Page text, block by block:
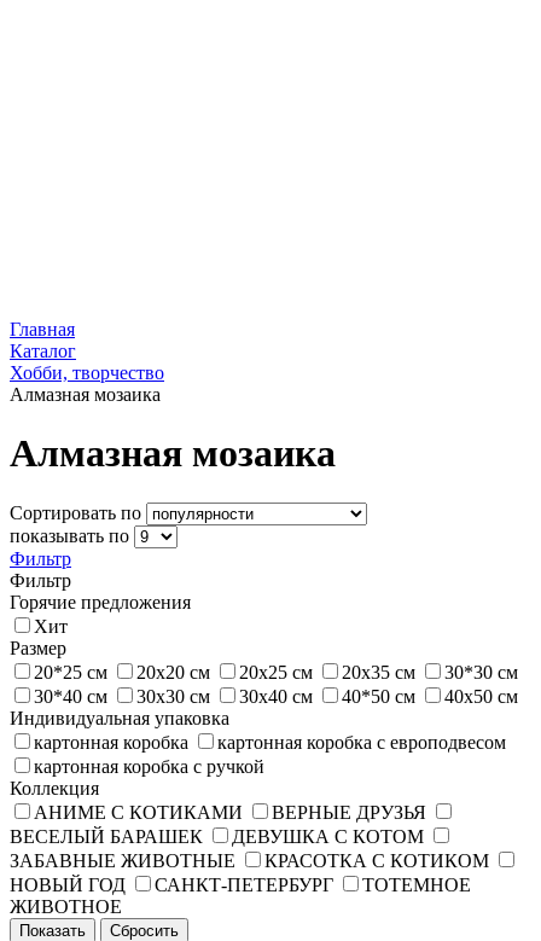
Главная
Каталог
Хобби, творчество
Алмазная мозаика
Алмазная мозаика
Сортировать по
показывать по
Фильтр
Фильтр
Горячие предложения
Хит
Размер
20*25 см
20x20 см 20x25 см 20х35 см
30*30 см
30*40 см
30x30 см 30x40 см 40*50 см
40x50 см
Индивидуальная упаковка
картонная коробка
картонная коробка с европодвесом
картонная коробка с ручкой
Коллекция
АНИМЕ С КОТИКАМИ
ВЕРНЫЕ ДРУЗЬЯ
ВЕСЕЛЫЙ БАРАШЕК
ДЕВУШКА С КОТОМ
ЗАБАВНЫЕ ЖИВОТНЫЕ
КРАСОТКА С КОТИКОМ
НОВЫЙ ГОД
САНКТ-ПЕТЕРБУРГ
ТОТЕМНОЕ
ЖИВОТНОЕ
Показать Сбросить